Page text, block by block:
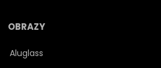
OBRAZY
Aluglass